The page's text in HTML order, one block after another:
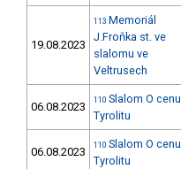
19.08.2023
113 Memoriál
J.Froňka st. ve
slalomu ve
Veltrusech
06.08.2023 110 Slalom O cenu
Tyrolitu
06.08.2023 110 Slalom O cenu
Tyrolitu